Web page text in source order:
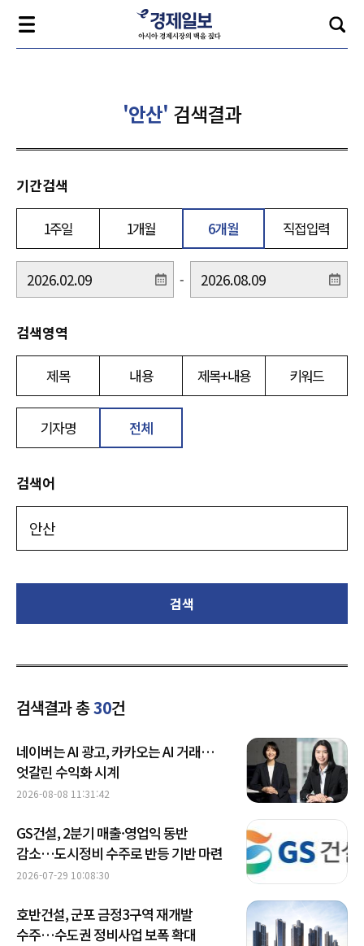
'안산' 검색결과
기간검색
1주일 1개월 6개월 직접입력
-
검색영역
제목 내용 제목+내용 키워드
기자명 전체
검색어
검색
검색결과 총30건
네이버는 AI 광고, 카카오는 AI 거래…
엇갈린 수익화 시계
2026-08-08 11:31:42
GS건설, 2분기 매출·영업익 동반
감소…도시정비 수주로 반등 기반 마련
2026-07-29 10:08:30
호반건설, 군포 금정3구역 재개발
수주…수도권 정비사업 보폭 확대